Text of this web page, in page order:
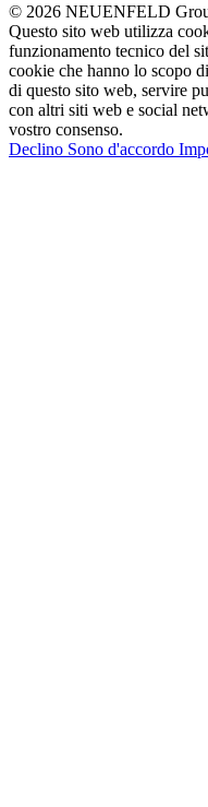
© 2026 NEUENFELD
Questo sito web utilizza
funzionamento tecnico del
cookie che hanno lo scopo
di questo sito web, servire
con altri siti web e social
vostro consenso.
Declino Sono d'accordo